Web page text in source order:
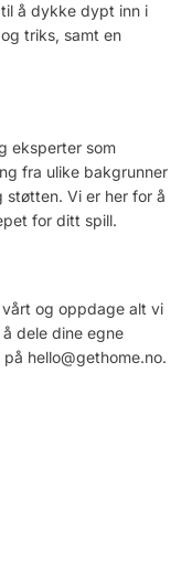
å dykke dypt inn i
triks, samt en
eksperter som
fra ulike bakgrunner
støtten. Vi er her for å
for ditt spill.
og oppdage alt vi
dele dine egne
på hello@gethome.no.